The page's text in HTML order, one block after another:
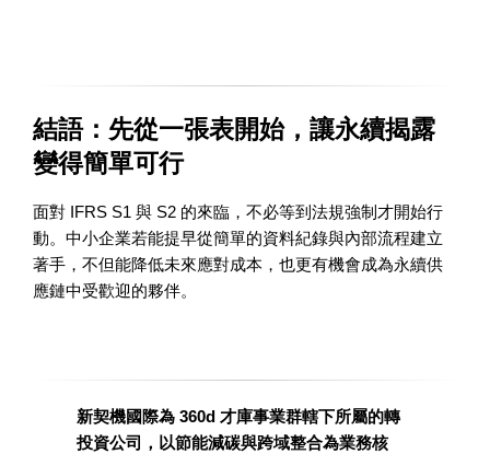
結語：先從一張表開始，讓永續揭露
變得簡單可行
面對 IFRS S1 與 S2 的來臨，不必等到法規強制才開始行
動。中小企業若能提早從簡單的資料紀錄與內部流程建立
著手，不但能降低未來應對成本，也更有機會成為永續供
應鏈中受歡迎的夥伴。
新契機國際為 360d 才庫事業群轄下所屬的轉
投資公司，以節能減碳與跨域整合為業務核